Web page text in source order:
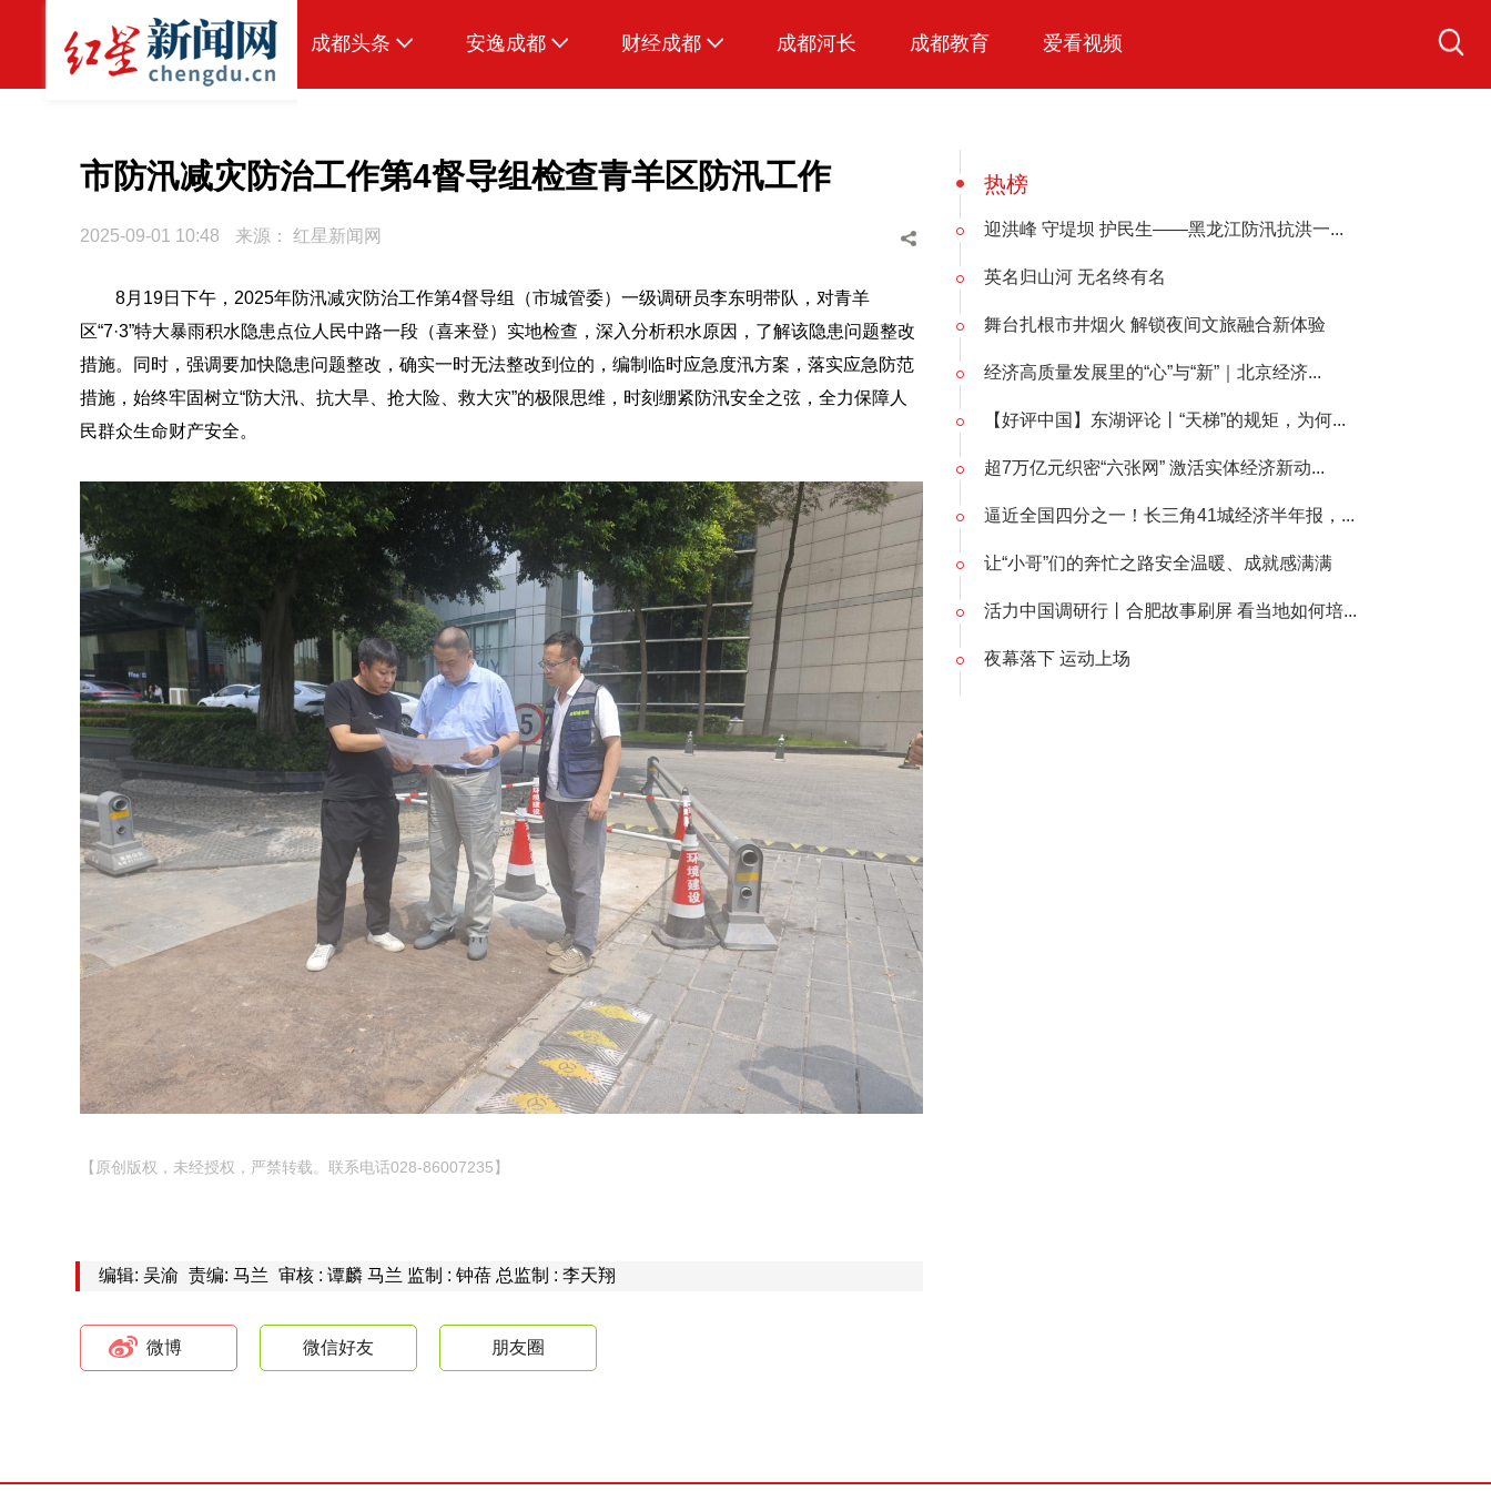
成都头条
本地
头条智造
传真机
安逸成都
美食
财经成都 成都河长 成都教育 爱看视频
市防汛减灾防治工作第4督导组检查青羊区防汛工作
2025-09-01 10:48 来源： 红星新闻网
8月19日下午，2025年防汛减灾防治工作第4督导组（市城管委）一级调研员李东明带队，对青羊
区“7·3”特大暴雨积水隐患点位人民中路一段（喜来登）实地检查，深入分析积水原因，了解该隐患问题整改
措施。同时，强调要加快隐患问题整改，确实一时无法整改到位的，编制临时应急度汛方案，落实应急防范
措施，始终牢固树立“防大汛、抗大旱、抢大险、救大灾”的极限思维，时刻绷紧防汛安全之弦，全力保障人
民群众生命财产安全。
【原创版权，未经授权，严禁转载。联系电话028-86007235】
编辑: 吴渝 责编: 马兰 审核 : 谭麟 马兰 监制 : 钟蓓 总监制 : 李天翔
微博 微信好友 朋友圈
热榜
迎洪峰 守堤坝 护民生——黑龙江防汛抗洪一...
英名归山河 无名终有名
舞台扎根市井烟火 解锁夜间文旅融合新体验
经济高质量发展里的“心”与“新”｜北京经济...
【好评中国】东湖评论丨“天梯”的规矩，为何...
超7万亿元织密“六张网” 激活实体经济新动...
逼近全国四分之一！长三角41城经济半年报，...
让“小哥”们的奔忙之路安全温暖、成就感满满
活力中国调研行丨合肥故事刷屏 看当地如何培...
夜幕落下 运动上场